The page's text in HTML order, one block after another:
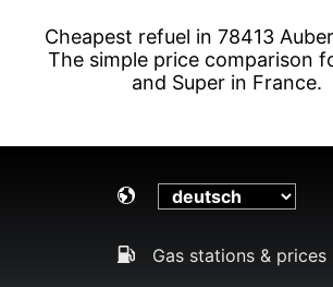
Cheapest refuel in 78413
The simple price comparison
and Super in France.
Gas stations & prices